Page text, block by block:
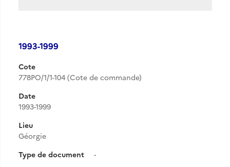
1993-1999
Cote
778PO/1/1-104 (Cote de commande)
Date
1993-1999
Lieu
Géorgie
Type de document
-